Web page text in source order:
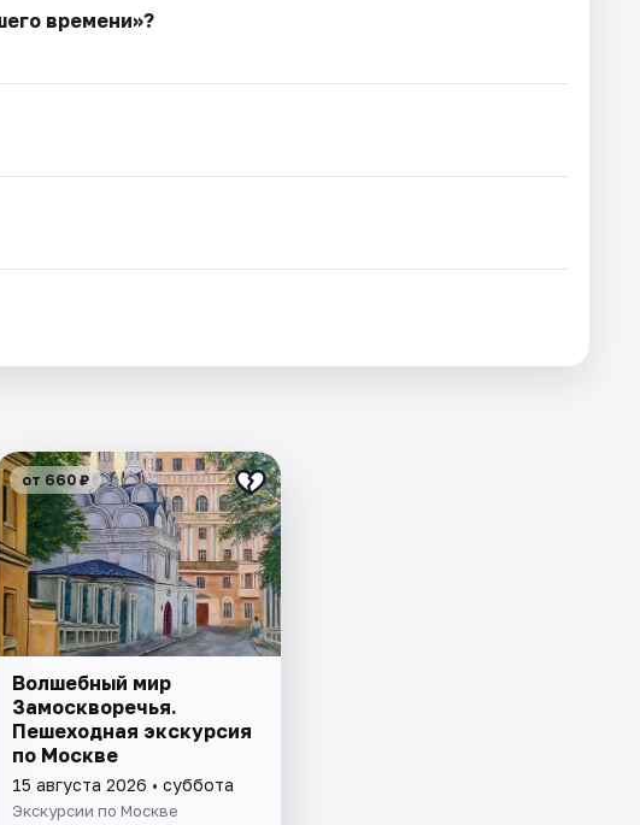
времени»?
от 660 ₽
Волшебный мир
Замоскворечья.
Пешеходная экскурсия
по Москве
15 августа 2026 • суббота
Экскурсии по Москве